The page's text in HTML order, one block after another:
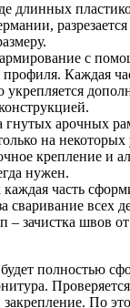
длинных
с
Каждая
укрепляется
гнутых арочных
на некоторых
крепление и
нужен.
часть
сваривание всех
– зачистка швов
полностью
По